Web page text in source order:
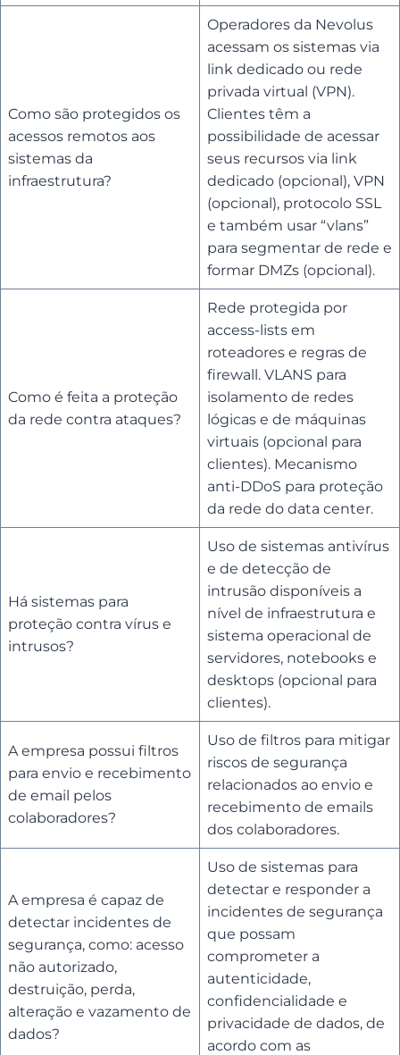
Como são protegidos os
acessos remotos aos
sistemas da
infraestrutura?
Operadores da Nevolus
acessam os sistemas via
link dedicado ou rede
privada virtual (VPN).
Clientes têm a
possibilidade de acessar
seus recursos via link
dedicado (opcional), VPN
(opcional), protocolo SSL
e também usar “vlans”
para segmentar de rede e
formar DMZs (opcional).
Como é feita a proteção
da rede contra ataques?
Rede protegida por
access-lists em
roteadores e regras de
firewall. VLANS para
isolamento de redes
lógicas e de máquinas
virtuais (opcional para
clientes). Mecanismo
anti-DDoS para proteção
da rede do data center.
Há sistemas para
proteção contra vírus e
intrusos?
Uso de sistemas antivírus
e de detecção de
intrusão disponíveis a
nível de infraestrutura e
sistema operacional de
servidores, notebooks e
desktops (opcional para
clientes).
A empresa possui filtros
para envio e recebimento
de email pelos
colaboradores?
Uso de filtros para mitigar
riscos de segurança
relacionados ao envio e
recebimento de emails
dos colaboradores.
A empresa é capaz de
detectar incidentes de
segurança, como: acesso
não autorizado,
destruição, perda,
alteração e vazamento de
dados?
Uso de sistemas para
detectar e responder a
incidentes de segurança
que possam
comprometer a
autenticidade,
confidencialidade e
privacidade de dados, de
acordo com as